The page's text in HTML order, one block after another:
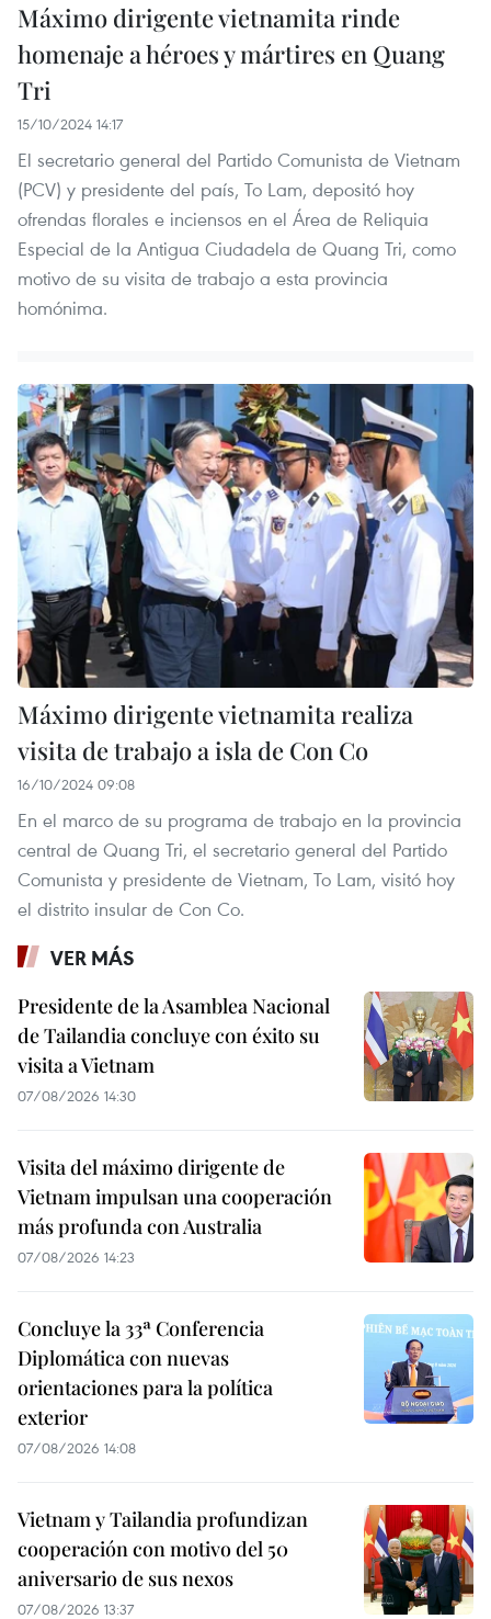
Máximo dirigente vietnamita rinde
homenaje a héroes y mártires en Quang
Tri
15/10/2024 14:17
El secretario general del Partido Comunista de Vietnam
(PCV) y presidente del país, To Lam, depositó hoy
ofrendas florales e inciensos en el Área de Reliquia
Especial de la Antigua Ciudadela de Quang Tri, como
motivo de su visita de trabajo a esta provincia
homónima.
Máximo dirigente vietnamita realiza
visita de trabajo a isla de Con Co
16/10/2024 09:08
En el marco de su programa de trabajo en la provincia
central de Quang Tri, el secretario general del Partido
Comunista y presidente de Vietnam, To Lam, visitó hoy
el distrito insular de Con Co.
VER MÁS
Presidente de la Asamblea Nacional
de Tailandia concluye con éxito su
visita a Vietnam
07/08/2026 14:30
Visita del máximo dirigente de
Vietnam impulsan una cooperación
más profunda con Australia
07/08/2026 14:23
Concluye la 33ª Conferencia
Diplomática con nuevas
orientaciones para la política
exterior
07/08/2026 14:08
Vietnam y Tailandia profundizan
cooperación con motivo del 50
aniversario de sus nexos
07/08/2026 13:37